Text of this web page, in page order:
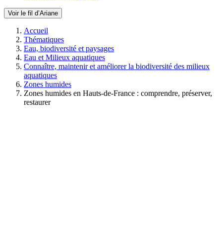
Voir le fil d’Ariane
Accueil
Thématiques
Eau, biodiversité et paysages
Eau et Milieux aquatiques
Connaître, maintenir et améliorer la biodiversité des milieux
aquatiques
Zones humides
Zones humides en Hauts-de-France : comprendre, préserver,
restaurer